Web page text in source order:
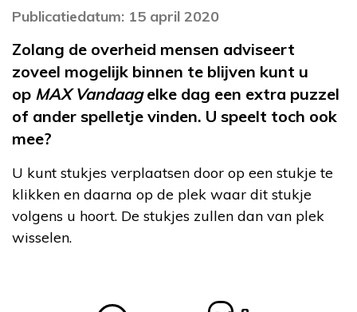
Publicatiedatum: 15 april 2020
Zolang de overheid mensen adviseert
zoveel mogelijk binnen te blijven kunt u
op MAX Vandaagelke dag een extra puzzel
of ander spelletje vinden. U speelt toch ook
mee?
U kunt stukjes verplaatsen door op een stukje te
klikken en daarna op de plek waar dit stukje
volgens u hoort. De stukjes zullen dan van plek
wisselen.